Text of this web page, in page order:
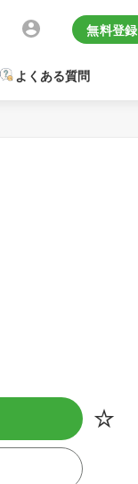
無料登録
よくある質問